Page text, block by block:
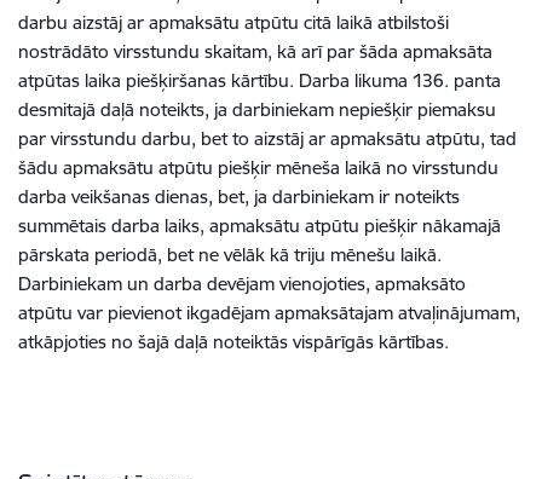
darbu aizstāj ar apmaksātu atpūtu citā laikā atbilstoši
nostrādāto virsstundu skaitam, kā arī par šāda apmaksāta
atpūtas laika piešķiršanas kārtību. Darba likuma 136. panta
desmitajā daļā noteikts, ja darbiniekam nepiešķir piemaksu
par virsstundu darbu, bet to aizstāj ar apmaksātu atpūtu, tad
šādu apmaksātu atpūtu piešķir mēneša laikā no virsstundu
darba veikšanas dienas, bet, ja darbiniekam ir noteikts
summētais darba laiks, apmaksātu atpūtu piešķir nākamajā
pārskata periodā, bet ne vēlāk kā triju mēnešu laikā.
Darbiniekam un darba devējam vienojoties, apmaksāto
atpūtu var pievienot ikgadējam apmaksātajam atvaļinājumam,
atkāpjoties no šajā daļā noteiktās vispārīgās kārtības.